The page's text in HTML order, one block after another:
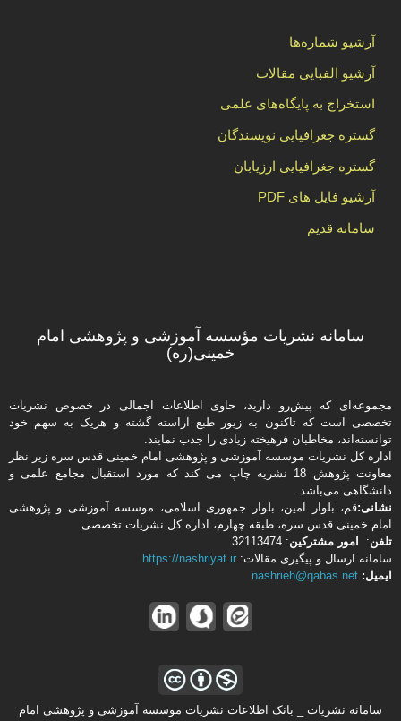
آرشیو شماره‌ها
آرشیو الفبایی مقالات
استخراج به پایگاه‌های علمی
گستره جغرافیایی نویسندگان
گستره جغرافیایی ارزیابان
آرشیو فایل های PDF
سامانه قدیم
سامانه نشریات مؤسسه آموزشی و پژوهشی امام
خمینی(ره)
مجموعه‌ای که پیش‌رو دارید،‌ حاوی اطلاعات اجمالی در خصوص نشریات
تخصصی است که تاکنون به زیور طبع آراسته گشته و هریک به سهم خود
توانسته‌اند، مخاطبان فرهیخته‌ زیادی را جذب نمایند.
اداره كل نشریات موسسه آموزشی و پژوهشی امام خمینی قدس سره زیر نظر
معاونت پژوهش 18 نشریه چاپ می کند که مورد استقبال مجامع علمی و
دانشگاهی می‌باشد.
نشانی:قم، بلوار امین، بلوار جمهوری اسلامی، موسسه آموزشی و پژوهشی
امام خمینی قدس سره، طبقه چهارم، اداره كل نشریات تخصصی.
تلفن: امور مشتركین: 32113474
سامانه ارسال و پیگیری مقالات: https://nashriyat.ir
ایمیل: nashrieh@qabas.net
سامانه نشریات _ بانک اطلاعات نشریات موسسه آموزشی و پژوهشی امام